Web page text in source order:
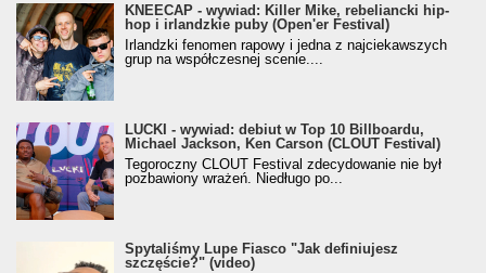
KNEECAP - wywiad: Killer Mike, rebeliancki hip-
hop i irlandzkie puby (Open'er Festival)
Irlandzki fenomen rapowy i jedna z najciekawszych
grup na współczesnej scenie....
LUCKI - wywiad: debiut w Top 10 Billboardu,
Michael Jackson, Ken Carson (CLOUT Festival)
Tegoroczny CLOUT Festival zdecydowanie nie był
pozbawiony wrażeń. Niedługo po...
Spytaliśmy Lupe Fiasco "Jak definiujesz
szczęście?" (video)